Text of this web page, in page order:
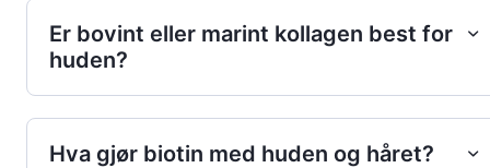
Er bovint eller marint kollagen best for
huden?
Hva gjør biotin med huden og håret?